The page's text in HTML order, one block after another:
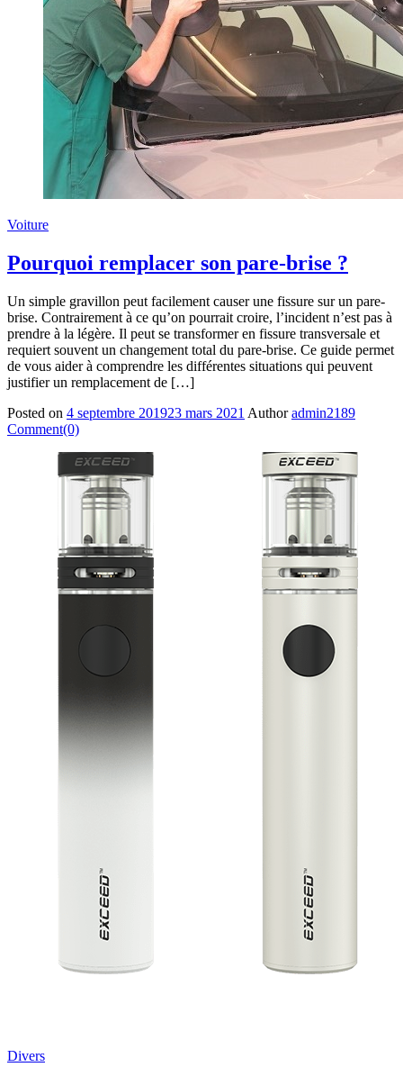
Voiture
Pourquoi remplacer son pare-brise ?
Un simple gravillon peut facilement causer une fissure sur un pare-
brise. Contrairement à ce qu’on pourrait croire, l’incident n’est pas à
prendre à la légère. Il peut se transformer en fissure transversale et
requiert souvent un changement total du pare-brise. Ce guide permet
de vous aider à comprendre les différentes situations qui peuvent
justifier un remplacement de […]
Posted on 4 septembre 201923 mars 2021 Author admin2189
Comment(0)
Divers